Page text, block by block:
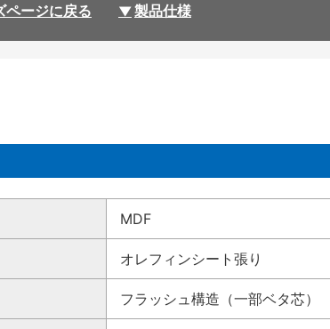
ページに戻る 製品仕様
MDF
オレフィンシート張り
フラッシュ構造（一部ベタ芯）